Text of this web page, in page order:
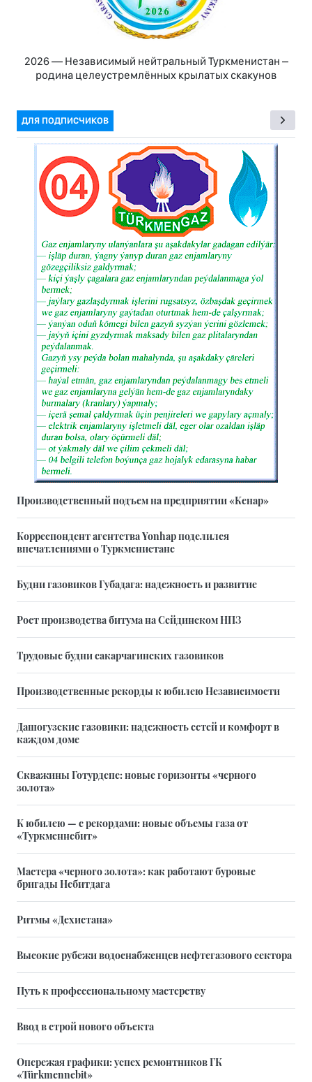
2026 — Независимый нейтральный Туркменистан –
родина целеустремлённых крылатых скакунов
ДЛЯ ПОДПИСЧИКОВ
Производственный подъем на предприятии «Кенар»
Корреспондент агентства Yonhap поделился
впечатлениями о Туркменистане
Будни газовиков Губадага: надежность и развитие
Рост производства битума на Сейдинском НПЗ
Трудовые будни сакарчагинских газовиков
Производственные рекорды к юбилею Независимости
Дашогузские газовики: надежность сетей и комфорт в
каждом доме
Скважины Готурдепе: новые горизонты «черного
золота»
К юбилею — с рекордами: новые объемы газа от
«Туркменнебит»
Мастера «черного золота»: как работают буровые
бригады Небитдага
Ритмы «Дехистана»
Высокие рубежи водоснабженцев нефтегазового сектора
Путь к профессиональному мастерству
Ввод в строй нового объекта
Опережая графики: успех ремонтников ГК
«Türkmennebit»